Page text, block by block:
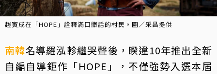
趙寅成在「HOPE」詮釋滿口髒話的村民。圖／采昌提供
南韓名導羅泓軫繼哭聲後，睽違10年推出全新
自編自導鉅作「HOPE」，不僅強勢入選本屆